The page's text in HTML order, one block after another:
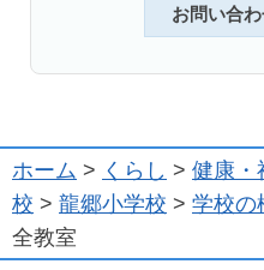
お問い合
ホーム > くらし > 健康・
校 > 龍郷小学校 > 学校の
全教室